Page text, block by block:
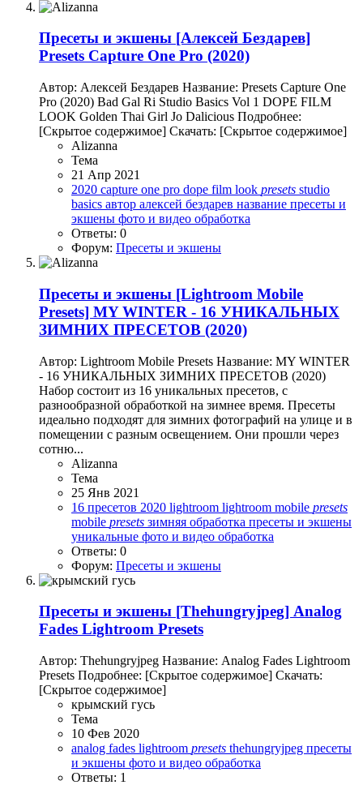
Пресеты и экшены [Алексей Бездарев]
Presets Capture One Pro (2020)
Автор: Алексей Бездарев Название: Presets Capture One
Pro (2020) Bad Gal Ri Studio Basics Vol 1 DOPE FILM
LOOK Golden Thai Girl Jo Dalicious Подробнее:
[Скрытое содержимое] Скачать: [Скрытое содержимое]
Alizanna
Тема
21 Апр 2021
2020 capture one pro dope film look presets studio
basics автор алексей бездарев название пресеты и
экшены фото и видео обработка
Ответы: 0
Форум: Пресеты и экшены
Пресеты и экшены [Lightroom Mobile
Presets] MY WINTER - 16 УНИКАЛЬНЫХ
ЗИМНИХ ПРЕСЕТОВ (2020)
Автор: Lightroom Mobile Presets Название: MY WINTER
- 16 УНИКАЛЬНЫХ ЗИМНИХ ПРЕСЕТОВ (2020)
Набор состоит из 16 уникальных пресетов, с
разнообразной обработкой на зимнее время. Пресеты
идеально подходят для зимних фотографий на улице и в
помещении с разным освещением. Они прошли через
сотню...
Alizanna
Тема
25 Янв 2021
16 пресетов 2020 lightroom lightroom mobile presets
mobile presets зимняя обработка пресеты и экшены
уникальные фото и видео обработка
Ответы: 0
Форум: Пресеты и экшены
Пресеты и экшены [Thehungryjpeg] Analog
Fades Lightroom Presets
Автор: Thehungryjpeg Название: Analog Fades Lightroom
Presets Подробнее: [Скрытое содержимое] Скачать:
[Скрытое содержимое]
крымский гусь
Тема
10 Фев 2020
analog fades lightroom presets thehungryjpeg пресеты
и экшены фото и видео обработка
Ответы: 1